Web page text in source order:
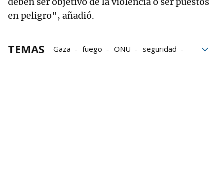
en peligro", añadió.
TEMAS Gaza fuego ONU
seguridad